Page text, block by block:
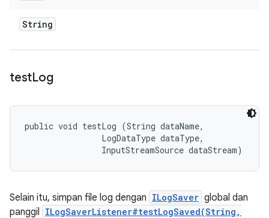
String
testLog
public void testLog (String dataName,
                LogDataType dataType,
                InputStreamSource dataStream)
Selain itu, simpan file log dengan ILogSaver global dan
panggil ILogSaverListener#testLogSaved(String,